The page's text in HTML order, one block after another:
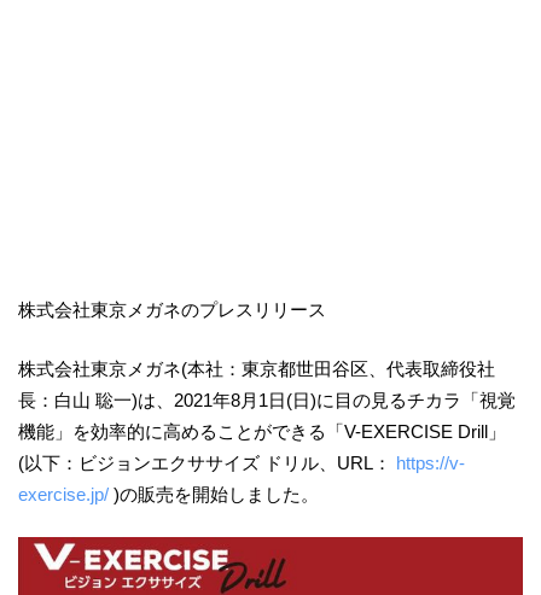
株式会社東京メガネのプレスリリース
株式会社東京メガネ(本社：東京都世田谷区、代表取締役社
長：白山 聡一)は、2021年8月1日(日)に目の見るチカラ「視覚
機能」を効率的に高めることができる「V-EXERCISE Drill」
(以下：ビジョンエクササイズ ドリル、URL： https://v-
exercise.jp/ )の販売を開始しました。